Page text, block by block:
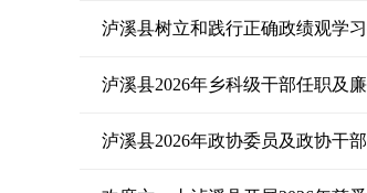
泸溪县2026年乡科级干部任职及
泸溪县2026年政协委员及政协干